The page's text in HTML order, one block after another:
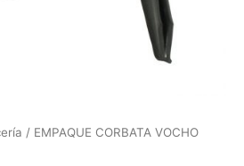
/ EMPAQUE CORBATA VOCHO